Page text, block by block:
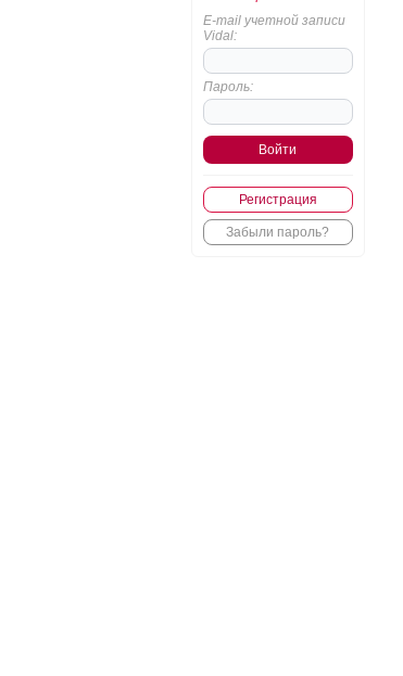
E-mail учетной записи
Vidal:
Пароль:
Регистрация
Забыли пароль?